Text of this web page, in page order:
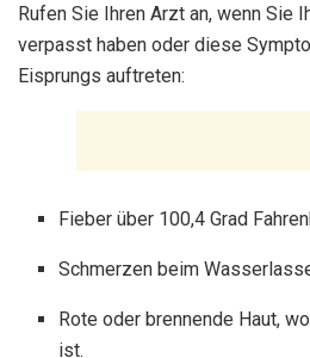
Rufen Sie Ihren Arzt an, wenn Sie
verpasst haben oder diese
Eisprungs auftreten:
Fieber über 100,4 Grad
Schmerzen beim
Rote oder brennende Haut,
ist.